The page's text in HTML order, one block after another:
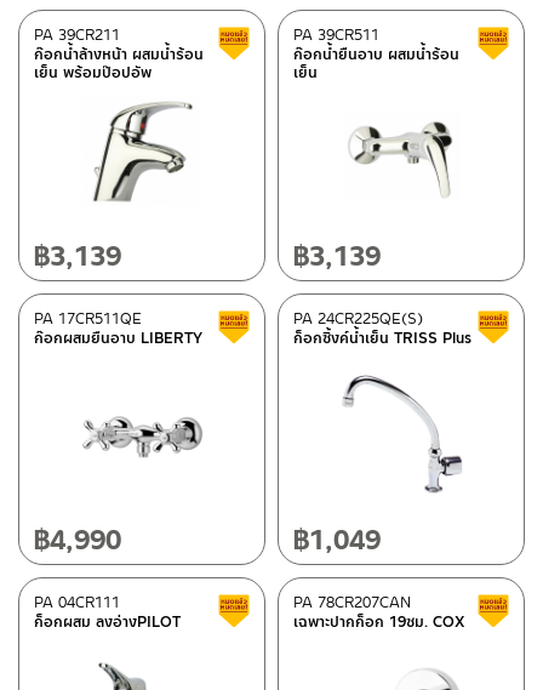
ก๊อกน้ำห้องครัว(5)
ก๊อกน้ำ
อุปกรณ์เสริมติดตั้ง
สะดืออ่าง(1)
วาล์วฝังกำแพง
ทองเหลือง
สี
สถานะสินค้า
สินค้าลดราคา เคลียร์สต็อก
latest
ก๊อกน้ำล้างหน้า ผสมน้ำร้อน
เย็น พร้อมป๊อปอัพ
PA 39CR211 สินค้าลดราคา เคลียร์สต็อก
฿3,139
ก๊อกน้ำยืนอาบ ผสมน้ำร้อน
เย็น
PA 39CR511
฿3,139
ก๊อกผสมยืนอาบ LIBERTY
PA 17CR511QE สินค้าลดราคา เคลียร์สต็อก
฿4,990
ก็อกซิ้งค์น้ำเย็น TRISS Plus
PA 24CR225QE(S)
฿1,049
ก็อกผสม ลงอ่างPILOT
PA 04CR111 สินค้าลดราคา เคลียร์สต็อก
เฉพาะปากก็อก 19ซม. COX
PA 78CR207CAN